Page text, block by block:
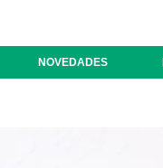
NOVEDADES